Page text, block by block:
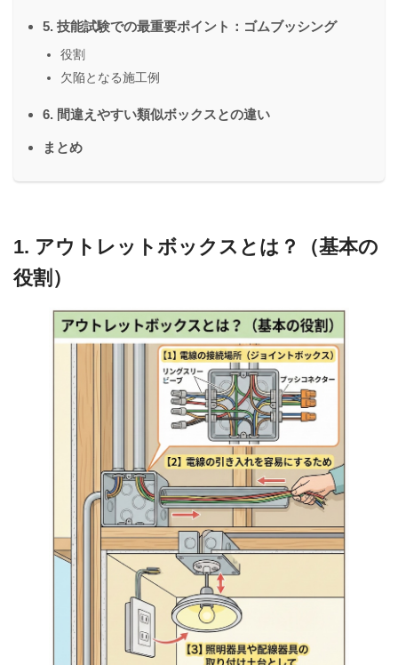
5. 技能試験での最重要ポイント：ゴムブッシング
役割
欠陥となる施工例
6. 間違えやすい類似ボックスとの違い
まとめ
1. アウトレットボックスとは？（基本の
役割）